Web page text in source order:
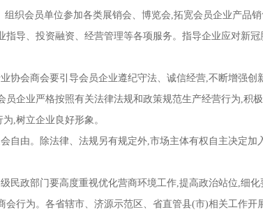
组织会员单位参加各类展销会、博览会,拓宽会员企业产
指导、投资融资、经营管理等各项服务。指导企业应对新
会商会要引导会员企业遵纪守法、诚信经营,不断增强创
员企业严格按照有关法律法规和政策规范生产经营行为,
,树立企业良好形象。
由。除法律、法规另有规定外,市场主体有权自主决定加
政部门要高度重视优化营商环境工作,提高政治站位,细化
会行为。各省辖市、济源示范区、省直管县(市)相关工作开